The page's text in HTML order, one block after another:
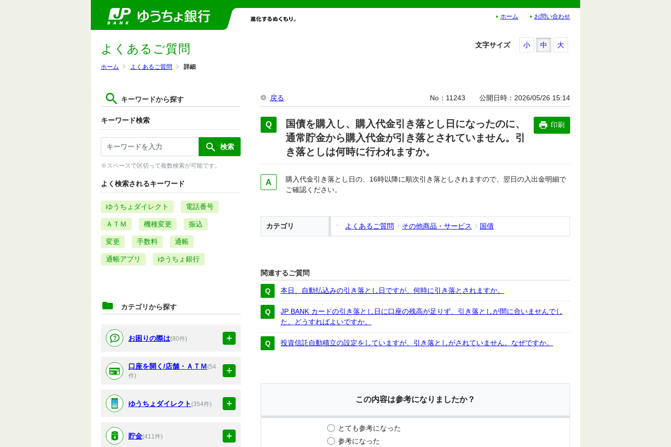
ホーム お問い合わせ
ホーム よくあるご質問 詳細
よくあるご質問
キーワードから探す
キーワード検索
※スペースで区切って複数検索が可能です。
よく検索されるキーワード
ゆうちょダイレクト 電話番号
ＡＴＭ 機種変更 振込
変更 手数料 通帳
通帳アプリ ゆうちょ銀行
カテゴリから探す
お困りの際は(80件)
口座を開く/店舗・ＡＴＭ(54
件)
ゆうちょダイレクト(354件)
貯金(411件)
文字サイズ 小 中 大
戻る No 11243 公開日時 2026/05/26 15:14
国債を購入し、購入代金引き落とし日になったのに、
通常貯金から購入代金が引き落とされていません。引
き落としは何時に行われますか。
印刷
購入代金引き落とし日の、16時以降に順次引き落としされますので、翌日の入出金明細で
ご確認ください。
カテゴリ よくあるご質問 その他商品・サービス 国債
関連するご質問
本日、自動払込みの引き落とし日ですが、何時に引き落とされますか。
JP BANK カードの引き落とし日に口座の残高が足りず、引き落としが間に合いませんでし
た。どうすればよいですか。
投資信託自動積立の設定をしていますが、引き落としがされていません。なぜですか。
この内容は参考になりましたか？
とても参考になった
参考になった